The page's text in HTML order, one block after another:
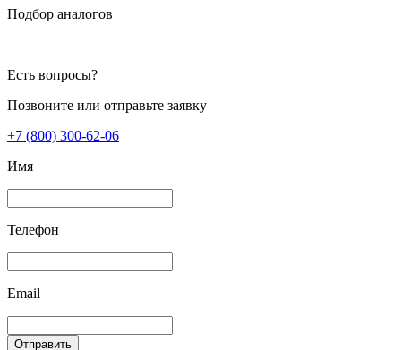
Подбор аналогов
Есть вопросы?
Позвоните или отправьте заявку
+7 (800) 300-62-06
Имя
Телефон
Email
Отправить